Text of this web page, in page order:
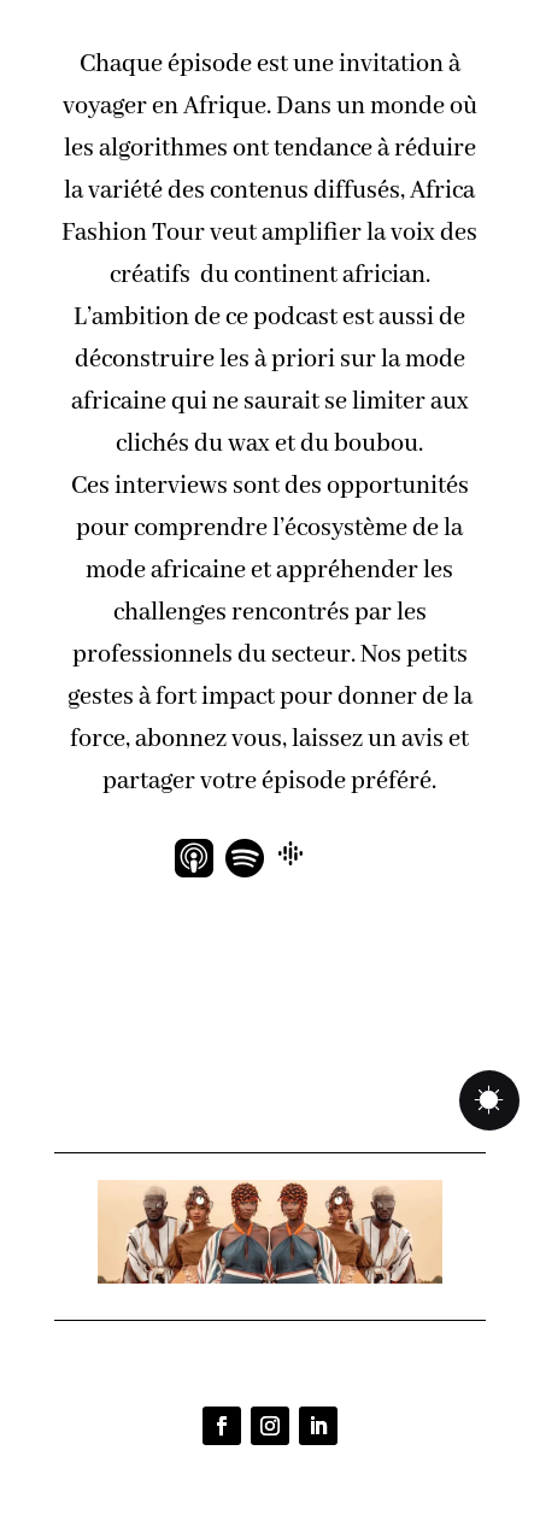
Chaque épisode est une invitation à
voyager en Afrique. Dans un monde où
les algorithmes ont tendance à réduire
la variété des contenus diffusés, Africa
Fashion Tour veut amplifier la voix des
créatifs du continent africian.
L’ambition de ce podcast est aussi de
déconstruire les à priori sur la mode
africaine qui ne saurait se limiter aux
clichés du wax et du boubou.
Ces interviews sont des opportunités
pour comprendre l’écosystème de la
mode africaine et appréhender les
challenges rencontrés par les
professionnels du secteur. Nos petits
gestes à fort impact pour donner de la
force, abonnez vous, laissez un avis et
partager votre épisode préféré.